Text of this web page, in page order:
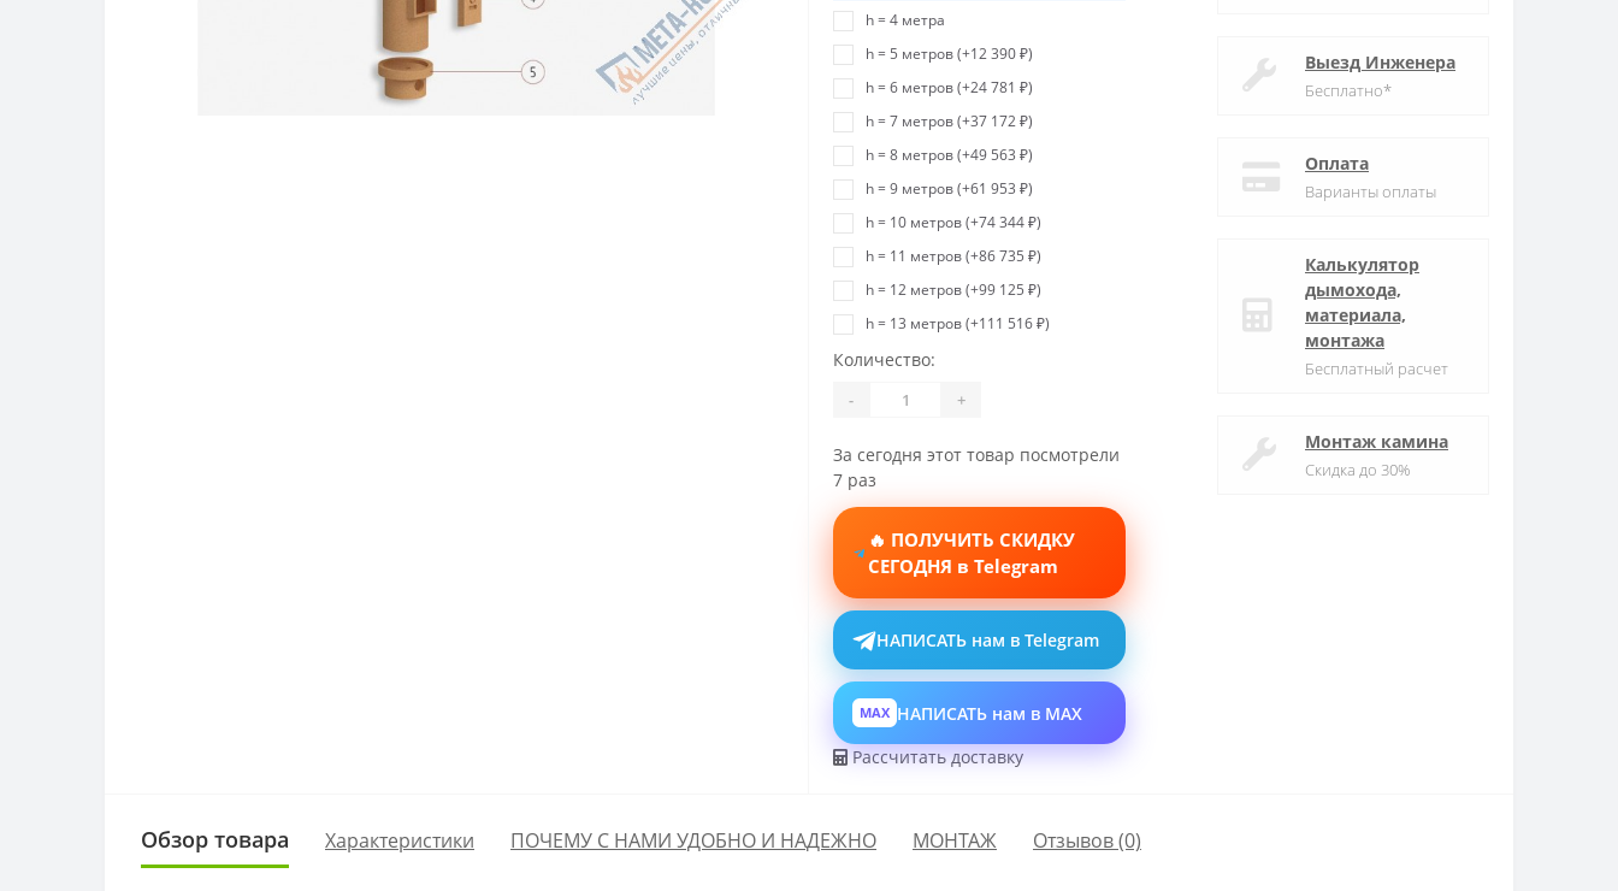
h = 4 метра
h = 5 метров (+12 390 ₽)
h = 6 метров (+24 781 ₽)
h = 7 метров (+37 172 ₽)
h = 8 метров (+49 563 ₽)
h = 9 метров (+61 953 ₽)
h = 10 метров (+74 344 ₽)
h = 11 метров (+86 735 ₽)
h = 12 метров (+99 125 ₽)
h = 13 метров (+111 516 ₽)
Количество:
- +
За сегодня этот товар посмотрели
7 раз
🔥 ПОЛУЧИТЬ СКИДКУ
СЕГОДНЯ в Telegram
НАПИСАТЬ нам в Telegram
MAX НАПИСАТЬ нам в MAX
Рассчитать доставку
Выезд Инженера
Бесплатно*
Оплата
Варианты оплаты
Калькулятор
дымохода,
материала,
монтажа
Бесплатный расчет
Монтаж камина
Скидка до 30%
Обзор товара Характеристики ПОЧЕМУ С НАМИ УДОБНО И НАДЕЖНО МОНТАЖ Отзывов (0)